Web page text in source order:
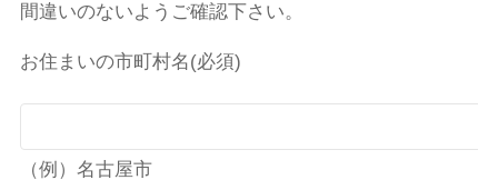
間違いのないようご確認下さい。
お住まいの市町村名(必須)
（例）名古屋市